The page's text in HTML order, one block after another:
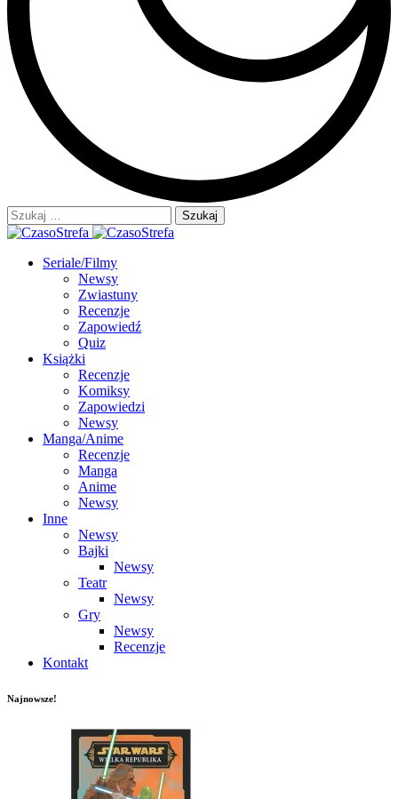
Szukaj:
Seriale/Filmy
Newsy
Zwiastuny
Recenzje
Zapowiedź
Quiz
Książki
Recenzje
Komiksy
Zapowiedzi
Newsy
Manga/Anime
Recenzje
Manga
Anime
Newsy
Inne
Newsy
Bajki
Newsy
Teatr
Newsy
Gry
Newsy
Recenzje
Kontakt
Najnowsze!